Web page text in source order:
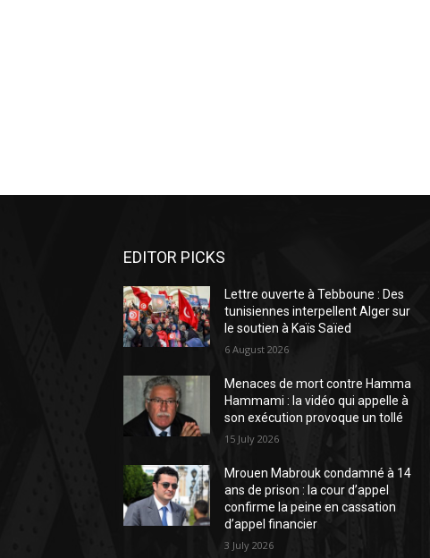
EDITOR PICKS
Lettre ouverte à Tebboune : Des
tunisiennes interpellent Alger sur
le soutien à Kaïs Saïed
6 August 2026
Menaces de mort contre Hamma
Hammami : la vidéo qui appelle à
son exécution provoque un tollé
15 July 2026
Mrouen Mabrouk condamné à 14
ans de prison : la cour d’appel
confirme la peine en cassation
d’appel financier
3 July 2026